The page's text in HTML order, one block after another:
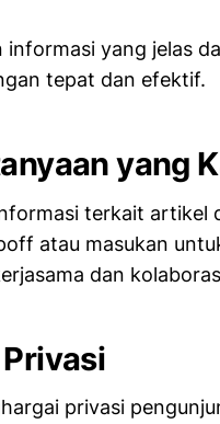
yang jelas
tepat dan efektif.
yang
terkait artikel
atau masukan
dan
privasi